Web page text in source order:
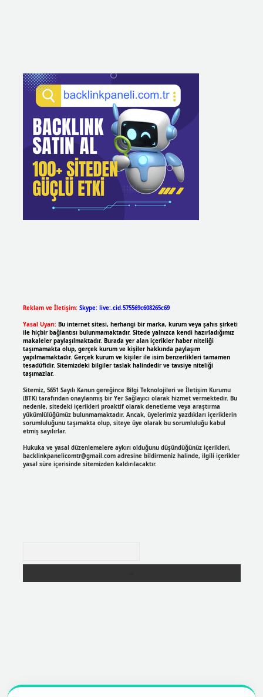
Reklam ve İletişim: Skype: live:.cid.575569c608265c69
Yasal Uyarı: Bu internet sitesi, herhangi bir marka, kurum veya şahıs şirketi
ile hiçbir bağlantısı bulunmamaktadır. Sitede yalnızca kendi hazırladığımız
makaleler paylaşılmaktadır. Burada yer alan içerikler haber niteliği
taşımamakta olup, gerçek kurum ve kişiler hakkında paylaşım
yapılmamaktadır. Gerçek kurum ve kişiler ile isim benzerlikleri tamamen
tesadüfidir. Sitemizdeki bilgiler taslak halindedir ve tavsiye niteliği
taşımazlar.
Sitemiz, 5651 Sayılı Kanun gereğince Bilgi Teknolojileri ve İletişim Kurumu
(BTK) tarafından onaylanmış bir Yer Sağlayıcı olarak hizmet vermektedir. Bu
nedenle, sitedeki içerikleri proaktif olarak denetleme veya araştırma
yükümlülüğümüz bulunmamaktadır. Ancak, üyelerimiz yazdıkları içeriklerin
sorumluluğunu taşımakta olup, siteye üye olarak bu sorumluluğu kabul
etmiş sayılırlar.
Hukuka ve yasal düzenlemelere aykırı olduğunu düşündüğünüz içerikleri,
backlinkpanelicomtr@gmail.comadresine bildirmeniz halinde, ilgili içerikler
yasal süre içerisinde sitemizden kaldırılacaktır.